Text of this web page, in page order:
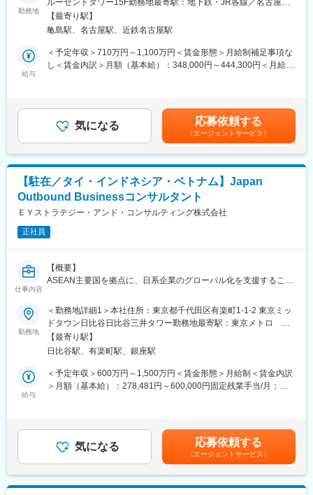
つダイナミックに事業を牽引できるエキサイティングな環境で
す。
ール・香港など金融の中心地を飛び回りながら、ダイナミックな
営業経験が積めます。
◎公用語が英語、社員の国籍は20カ国。日本人としてのバックグ
ラウンドを活かしつつ、グローバルに通用するセールス・プロフ
ェッショナルとしてのキャリアを築けます。
変更の範囲：会社の定める業務
トヨタ自動車グループの国内・海外金融統括会社である当社に
て、財務部業務（資金調達支援/社債発行プログラム等）をお任せ
します。
■業務詳細
・社債発行プログラムの更新
・金融機関・格付機関への対応 等
以上の大規模案件に絞りガバナンス推進をしています。100億円
以上のプロジェクトに関わる機会が魅力。
（２）グローバルで大企業のスケール感にも関わらず、ビジネス
の特質上少数精鋭で事業運営をしているためオーナーシップをも
って仕事に取り組むことが可能。
■働く環境
・在宅可／フレックス／土日祝休
・外国籍社員が多数活躍する部署など一部組織では日々のコミュ
ニケーションが英語です。他にも海外子会社とのミーティング時
・年1回程度海外出張有（個人差有）
・将来的に海外赴任の可能性有（社員の30%が海外赴任中）。国
内での活躍が認められた方は、入社3～5年後を目安に海外に赴任
しています。
■当社の特徴
グローバル共通の重要課題を効率的に解決するための企画戦略／
※S&P格付けにてトヨタ自動車と同等の格付けを取得（長期：A
＋、短期：A-1＋）
■ビジネスモデル
勤務地
ルーセントタワー15F勤務地最寄駅：地下鉄・JR各線／名古屋駅
受動喫煙対策：敷地内喫煙可能場所あり＜勤務地詳細2＞駐在先／
海外住所：アメリカ（プレーノ）、カナダ（トロント）、イギリ
策：屋内全面禁煙変更の範囲：会社の定める事業所
【最寄り駅】
亀島駅、名古屋駅、近鉄名古屋駅
給与
＜予定年収＞710万円～1,100万円＜賃金形態＞月給制補足事項な
し＜賃金内訳＞月額（基本給）：348,000円～444,300円＜月給＞
30代後半：月給488,000円、年収1,100万円※給与詳細は経験・能
力・前職給与等を踏まえて決定します。賃金はあくまでも目安の
金額であり、選考を通じて上下する可能性があります。月給(月額)
は固定手当を含めた表記です。
気になる 応募依頼する
（エージェントサービス）
【駐在／タイ・インドネシア・ベトナム】Japan
Outbound Businessコンサルタント
ＥＹストラテジー・アンド・コンサルティング株式会社
正社員
仕事内容
【概要】
ASEAN主要国を拠点に、日系企業のグローバル化を支援すること
おける現地の市場調査や事業戦略立案、販売流通網構築のための
組織、オペレーティングモデルのデザイン、また業務改善プロジ
ェクト、デジタルマーケティングの実行などを支援していきま
す。
ASEAN現地の深い知識また現地に居る地の利を活かし、クライア
ントの海外現法の信頼される相談相手としての地位を確立し、ま
た地域のEYグループの様々な部門と連携しプロジェクトを実行
・タイにおける大手製造業のスマートファクトリー構想策定と導
入支援
・ベトナムの大手メーカーの人事制度設計
勤務地
＜勤務地詳細1＞本社住所：東京都千代田区有楽町1-1-2 東京ミッ
ドタウン日比谷日比谷三井タワー勤務地最寄駅：東京メトロ 千
代田線／日比谷駅受動喫煙対策：屋内全面禁煙＜勤務地詳細2＞海
外拠点住所：海外（タイ、ベトナム、インドネシア） 受動喫煙対
ーク含む）
【最寄り駅】
日比谷駅、有楽町駅、銀座駅
給与
＜予定年収＞600万円～1,500万円＜賃金形態＞月給制＜賃金内訳
＞月額（基本給）：278,481円～600,000円固定残業手当/月：
経験、能力、前職給与等を踏まえて決定し、詳細は面談の上、当
法人規定により決定します。■昇給：年1回（10月）■パフォーマ
ンスボーナス：年1回（10月）賃金はあくまでも目安の金額であ
り、選考を通じて上下する可能性があります。月給(月額)は固定手
当を含めた表記です。
気になる 応募依頼する
（エージェントサービス）